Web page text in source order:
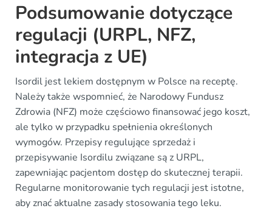
Podsumowanie dotyczące
regulacji (URPL, NFZ,
integracja z UE)
Isordil jest lekiem dostępnym w Polsce na receptę.
Należy także wspomnieć, że Narodowy Fundusz
Zdrowia (NFZ) może częściowo finansować jego koszt,
ale tylko w przypadku spełnienia określonych
wymogów. Przepisy regulujące sprzedaż i
przepisywanie Isordilu związane są z URPL,
zapewniając pacjentom dostęp do skutecznej terapii.
Regularne monitorowanie tych regulacji jest istotne,
aby znać aktualne zasady stosowania tego leku.